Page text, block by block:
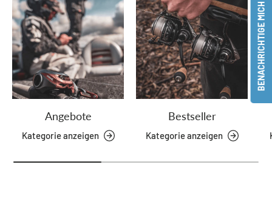
Angebote
Kategorie anzeigen
Bestseller
Kategorie anzeigen
BENACHRICHTIGE MICH